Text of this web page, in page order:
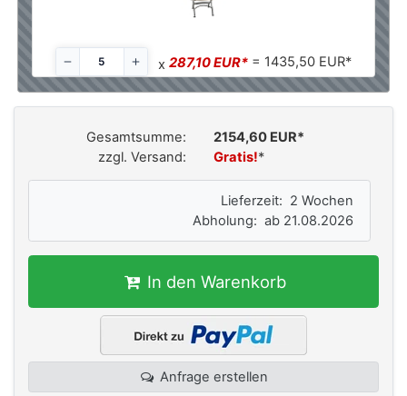
x 287,10 EUR* = 1435,50 EUR*
Gesamtsumme:
2154,60 EUR*
zzgl. Versand:
Gratis!*
Lieferzeit: 2 Wochen
Abholung: ab 21.08.2026
In den Warenkorb
Anfrage erstellen